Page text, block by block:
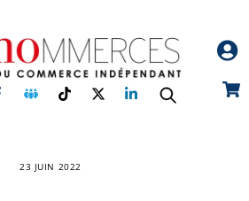
FacebookGroupe
Facebook
TikTokTwitterLinkedin
23 JUIN 2022